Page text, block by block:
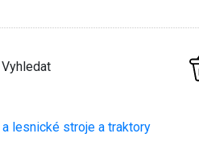
lesnické stroje a traktory